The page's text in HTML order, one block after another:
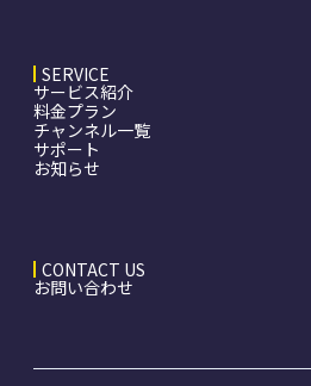
SERVICE
サービス紹介
料金プラン
チャンネル一覧
サポート
お知らせ
CONTACT US
お問い合わせ